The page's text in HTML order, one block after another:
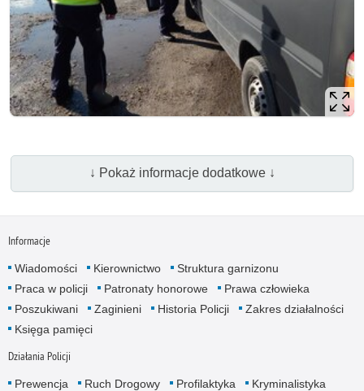
↓ Pokaż informacje dodatkowe ↓
Informacje
Wiadomości Kierownictwo
Struktura garnizonu
Praca w policji
Patronaty honorowe
Prawa człowieka
Poszukiwani
Zaginieni Historia Policji
Zakres działalności
Księga pamięci
Działania Policji
Prewencja Ruch Drogowy Profilaktyka
Kryminalistyka